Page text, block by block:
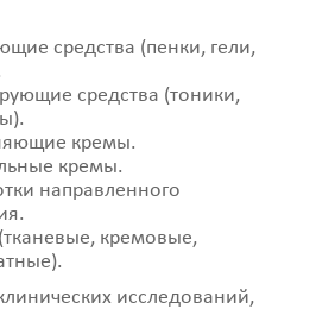
средства (пенки, гели,
средства (тоники,
кремы.
кремы.
направленного
кремовые,
исследований,